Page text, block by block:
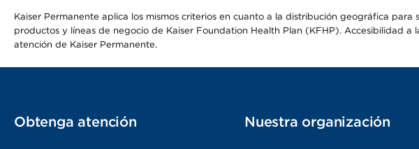
Kaiser Permanente aplica los mismos criterios en cuanto a la distribución geográfica
productos y líneas de negocio de Kaiser Foundation Health Plan (KFHP). Accesibilidad
atención de Kaiser Permanente.
Obtenga atención Nuestra organización